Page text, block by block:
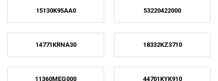
15130K95AA0 53220422000
14771KRNA30 18332KZ3710
11360MEG000 44701KYK910